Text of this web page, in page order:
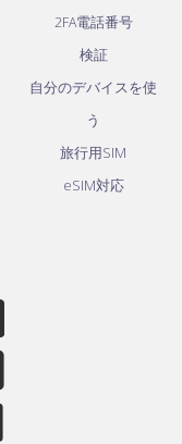
2FA電話番号
検証
自分のデバイスを使
う
旅行用SIM
eSIM対応